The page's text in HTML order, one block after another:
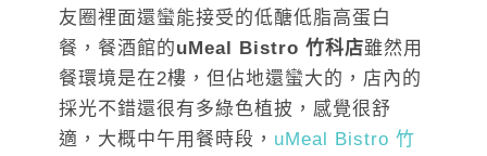
友圈裡面還蠻能接受的低醣低脂高蛋白
餐，餐酒館的uMeal Bistro 竹科店雖然用
餐環境是在2樓，但佔地還蠻大的，店內的
採光不錯還很有多綠色植披，感覺很舒
適，大概中午用餐時段， uMeal Bistro 竹